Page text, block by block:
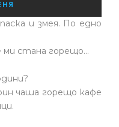
и змея. По едно
ми стана горещо...
чаша горещо кафе